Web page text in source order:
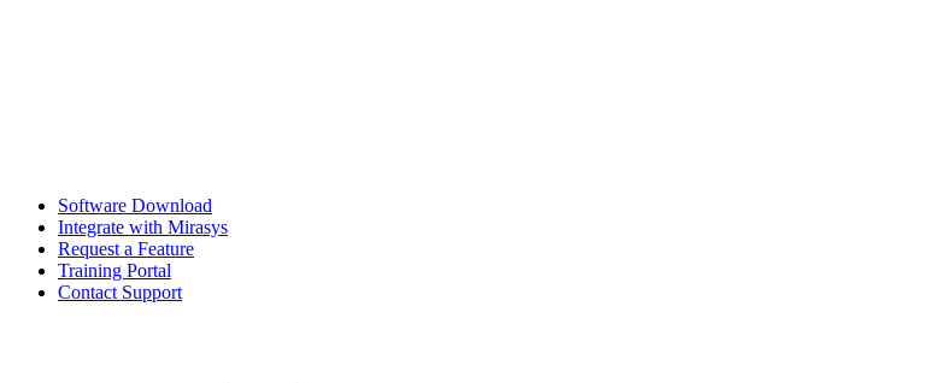
Software Download
Integrate with Mirasys
Request a Feature
Training Portal
Contact Support